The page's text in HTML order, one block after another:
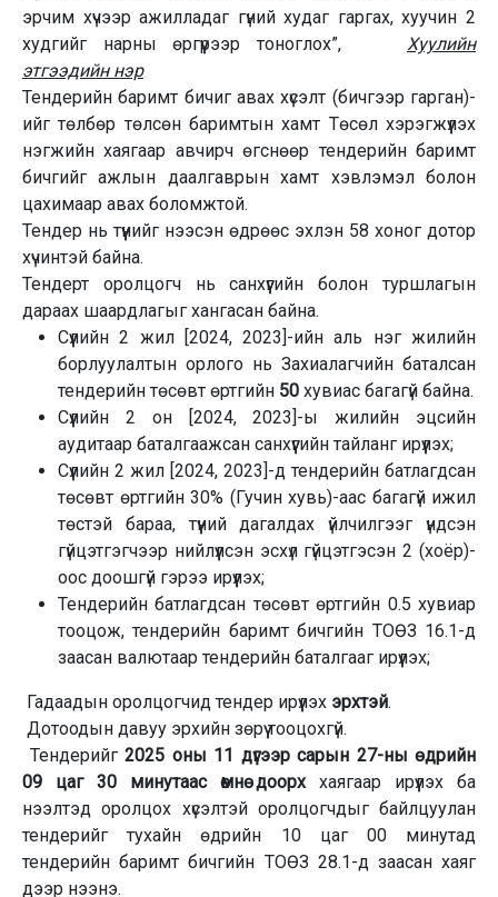
эрчим хүчээр ажилладаг гүний худаг гаргах, хуучин 2
худгийг нарны өргүүрээр тоноглох”, Хуулийн
этгээдийн нэр
Тендерийн баримт бичиг авах хүсэлт (бичгээр гарган)-
ийг төлбөр төлсөн баримтын хамт Төсөл хэрэгжүүлэх
нэгжийн хаягаар авчирч өгснөөр тендерийн баримт
бичгийг ажлын даалгаврын хамт хэвлэмэл болон
цахимаар авах боломжтой.
Тендер нь түүнийг нээсэн өдрөөс эхлэн 58 хоног дотор
хүчинтэй байна.
Тендерт оролцогч нь санхүүгийн болон туршлагын
дараах шаардлагыг хангасан байна.
Сүүлийн 2 жил [2024, 2023]-ийн аль нэг жилийн
борлуулалтын орлого нь Захиалагчийн баталсан
тендерийн төсөвт өртгийн 50 хувиас багагүй байна.
Сүүлийн 2 он [2024, 2023]-ы жилийн эцсийн
аудитаар баталгаажсан санхүүгийн тайланг ирүүлэх;
Сүүлийн 2 жил [2024, 2023]-д тендерийн батлагдсан
төсөвт өртгийн 30% (Гучин хувь)-аас багагүй ижил
төстэй бараа, түүний дагалдах үйлчилгээг үндсэн
гүйцэтгэгчээр нийлүүлсэн эсхүл гүйцэтгэсэн 2 (хоёр)-
оос доошгүй гэрээ ирүүлэх;
Тендерийн батлагдсан төсөвт өртгийн 0.5 хувиар
тооцож, тендерийн баримт бичгийн ТОӨЗ 16.1-д
заасан валютаар тендерийн баталгааг ирүүлэх;
Гадаадын оролцогчид тендер ирүүлэх эрхтэй.
Дотоодын давуу эрхийн зөрүү тооцохгүй.
Тендерийг 2025 оны 11 дүгээр сарын 27-ны өдрийн
09 цаг 30 минутаас өмнө доорххаягаар ирүүлэх ба
нээлтэд оролцох хүсэлтэй оролцогчдыг байлцуулан
тендерийг тухайн өдрийн 10 цаг 00 минутад
тендерийн баримт бичгийн ТОӨЗ 28.1-д заасан хаяг
дээр нээнэ.